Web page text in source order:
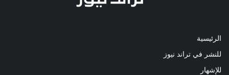
الرئيسية
للنشر في تراند نيوز
للإشهار